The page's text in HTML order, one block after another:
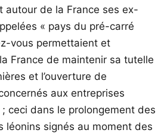
autour de la France ses ex-
« pays du pré-carré
vous permettaient et
France de maintenir sa tutelle
et l’ouverture de
aux entreprises
ceci dans le prolongement des
léonins signés au moment des